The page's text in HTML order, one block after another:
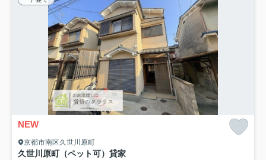
NEW
京都市南区久世川原町
久世川原町（ペット可）貸家